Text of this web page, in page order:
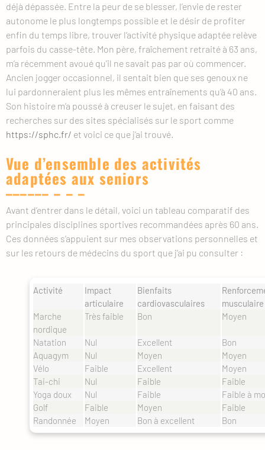
déjà dépassée. Entre la peur de se blesser, l’envie de rester
autonome le plus longtemps possible et le désir de profiter
enfin du temps libre, trouver l’activité physique adaptée relève
parfois du casse-tête. Mon père, fraîchement retraité à 63 ans,
m’a récemment avoué qu’il ne savait pas par où commencer.
Ancien jogger occasionnel, il sentait bien que ses genoux ne
lui pardonneraient plus les mêmes entraînements qu’à 40 ans.
Son histoire m’a poussé à creuser le sujet, en faisant des
recherches sur des sites spécialisés sur le sport comme
https://sphc.fr/ et voici ce que j’ai trouvé.
Vue d’ensemble des activités
adaptées aux seniors
Avant d’entrer dans le détail, voici un tableau comparatif des
principales disciplines sportives recommandées après 60 ans.
Ces données s’appuient sur mes observations personnelles et
sur les retours de médecins du sport que j’ai pu consulter :
Activité
Impact
articulaire
Bienfaits
cardiovasculaires
musculaire
Marche
nordique
Très faible Bon Moyen
Natation Nul Excellent
Bon
Aquagym
Nul Moyen
Moyen
Vélo
Faible Excellent
Moyen
Tai-chi
Nul Faible
Faible
Yoga doux
Nul Faible
Faible à
Golf
Faible Moyen
Faible
Randonnée
Moyen Bon à excellent Bon